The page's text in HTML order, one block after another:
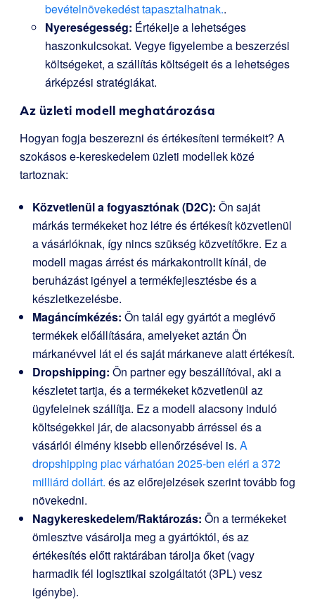
bevételnövekedést tapasztalhatnak..
Nyereségesség: Értékelje a lehetséges
haszonkulcsokat. Vegye figyelembe a beszerzési
költségeket, a szállítás költségeit és a lehetséges
árképzési stratégiákat.
Az üzleti modell meghatározása
Hogyan fogja beszerezni és értékesíteni termékeit? A
szokásos e-kereskedelem üzleti modellek közé
tartoznak:
Közvetlenül a fogyasztónak (D2C): Ön saját
márkás termékeket hoz létre és értékesít közvetlenül
a vásárlóknak, így nincs szükség közvetítőkre. Ez a
modell magas árrést és márkakontrollt kínál, de
beruházást igényel a termékfejlesztésbe és a
készletkezelésbe.
Magáncímkézés: Ön talál egy gyártót a meglévő
termékek előállítására, amelyeket aztán Ön
márkanévvel lát el és saját márkaneve alatt értékesít.
Dropshipping: Ön partner egy beszállítóval, aki a
készletet tartja, és a termékeket közvetlenül az
ügyfeleinek szállítja. Ez a modell alacsony induló
költségekkel jár, de alacsonyabb árréssel és a
vásárlói élmény kisebb ellenőrzésével is. A
dropshipping piac várhatóan 2025-ben eléri a 372
milliárd dollárt. és az előrejelzések szerint tovább fog
növekedni.
Nagykereskedelem/Raktározás: Ön a termékeket
ömlesztve vásárolja meg a gyártóktól, és az
értékesítés előtt raktárában tárolja őket (vagy
harmadik fél logisztikai szolgáltatót (3PL) vesz
igénybe).